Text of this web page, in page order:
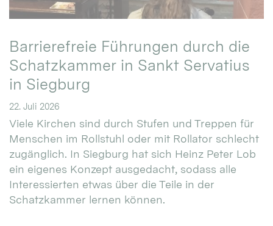
Barrierefreie Führungen durch die
Schatzkammer in Sankt Servatius
in Siegburg
22. Juli 2026
Viele Kirchen sind durch Stufen und Treppen für
Menschen im Rollstuhl oder mit Rollator schlecht
zugänglich. In Siegburg hat sich Heinz Peter Lob
ein eigenes Konzept ausgedacht, sodass alle
Interessierten etwas über die Teile in der
Schatzkammer lernen können.